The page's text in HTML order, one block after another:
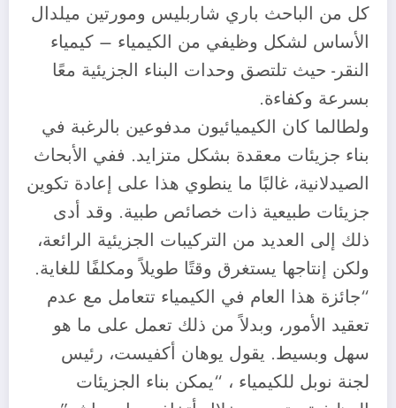
كل من الباحث باري شاربليس ومورتين ميلدال
الأساس لشكل وظيفي من الكيمياء – كيمياء
النقر- حيث تلتصق وحدات البناء الجزيئية معًا
بسرعة وكفاءة.
ولطالما كان الكيميائيون مدفوعين بالرغبة في
بناء جزيئات معقدة بشكل متزايد. ففي الأبحاث
الصيدلانية، غالبًا ما ينطوي هذا على إعادة تكوين
جزيئات طبيعية ذات خصائص طبية. وقد أدى
ذلك إلى العديد من التركيبات الجزيئية الرائعة،
ولكن إنتاجها يستغرق وقتًا طويلاً ومكلفًا للغاية.
“جائزة هذا العام في الكيمياء تتعامل مع عدم
تعقيد الأمور، وبدلاً من ذلك تعمل على ما هو
سهل وبسيط. يقول يوهان أكفيست، رئيس
لجنة نوبل للكيمياء ، “يمكن بناء الجزيئات